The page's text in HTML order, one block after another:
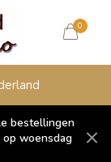
0
Fysieke winkel in
bestellingen
woensdag